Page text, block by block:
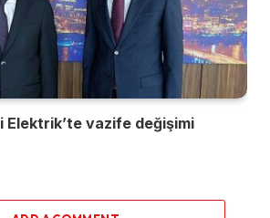
Elektrik’te vazife değişimi